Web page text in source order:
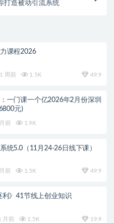
打造被动引流系统
课程2026
周前 1.5K 49.9
一门课一个亿2026年2月份深圳
元)
前 1.9K
统5.0（11月24-26日线下课）
前 1.5K 49.9
利》41节线上创业知识
月前 1.5K 19.9